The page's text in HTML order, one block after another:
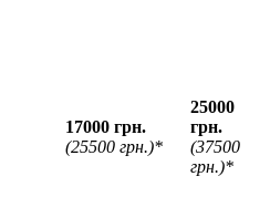
17000 грн.
(25500 грн.)*
25000
грн.
(37500
грн.)*